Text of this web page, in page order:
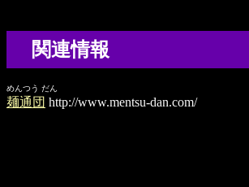
関連情報
めんつう だん
麺通団 http://www.mentsu-dan.com/